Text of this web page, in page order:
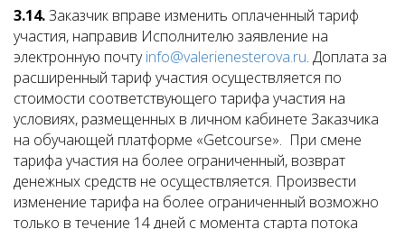
3.14.Заказчик вправе изменить оплаченный тариф
участия, направив Исполнителю заявление на
электронную почтуinfo@valerienesterova.ru. Доплата за
расширенный тариф участия осуществляется по
стоимости соответствующего тарифа участия на
условиях, размещенных в личном кабинете Заказчика
на обучающей платформе «Getcourse». При смене
тарифа участия на более ограниченный, возврат
денежных средств не осуществляется. Произвести
изменение тарифа на более ограниченный возможно
только в течение 14 дней с момента старта потока